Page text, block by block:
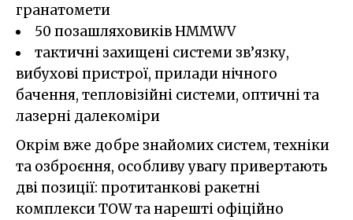
гранатомети
50 позашляховиків HMMWV
тактичні захищені системи зв’язку,
вибухові пристрої, прилади нічного
бачення, тепловізійні системи, оптичні та
лазерні далекоміри
Окрім вже добре знайомих систем, техніки
та озброєння, особливу увагу привертають
дві позиції: протитанкові ракетні
комплекси TOW та нарешті офіційно